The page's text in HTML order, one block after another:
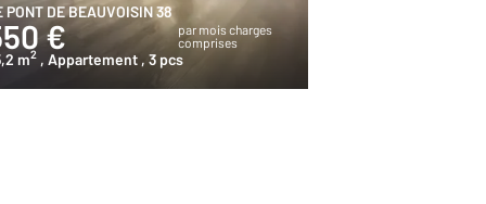
PONT DE BEAUVOISIN 38
€
par mois charges
comprises
m2 , Appartement , 3 pcs